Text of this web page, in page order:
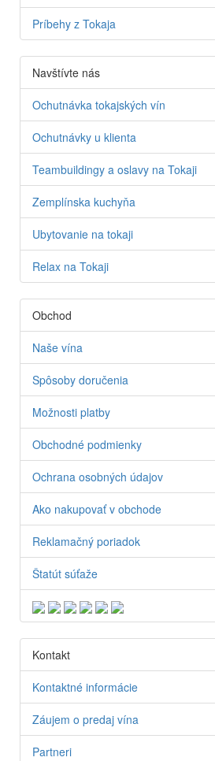
Príbehy z Tokaja
Navštívte nás
Ochutnávka tokajských vín
Ochutnávky u klienta
Teambuildingy a oslavy na Tokaji
Zemplínska kuchyňa
Ubytovanie na tokaji
Relax na Tokaji
Obchod
Naše vína
Spôsoby doručenia
Možnosti platby
Obchodné podmienky
Ochrana osobných údajov
Ako nakupovať v obchode
Reklamačný poriadok
Štatút súťaže
Kontakt
Kontaktné informácie
Záujem o predaj vína
Partneri